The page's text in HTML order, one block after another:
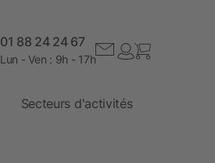
01 88 24 24 67
Lun - Ven : 9h - 17h
Secteurs d'activités